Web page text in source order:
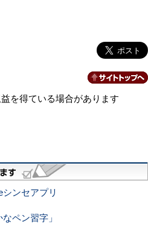
を得ている場合があります
ンセアプリ
ペン習字」